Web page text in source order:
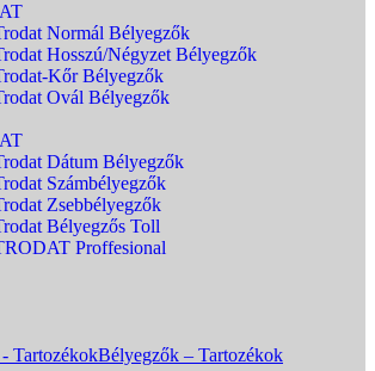
Normál Bélyegzők
Hosszú/Négyzet Bélyegzők
Kőr Bélyegzők
Ovál Bélyegzők
Dátum Bélyegzők
Számbélyegzők
Zsebbélyegzők
Bélyegzős Toll
Proffesional
Bélyegzők – Tartozékok